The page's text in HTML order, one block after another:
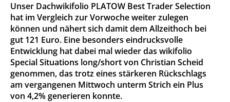
Unser Dachwikifolio PLATOW Best Trader Selection
hat im Vergleich zur Vorwoche weiter zulegen
können und nähert sich damit dem Allzeithoch bei
gut 121 Euro. Eine besonders eindrucksvolle
Entwicklung hat dabei mal wieder das wikifolio
Special Situations long/short von Christian Scheid
genommen, das trotz eines stärkeren Rückschlags
am vergangenen Mittwoch unterm Strich ein Plus
von 4,2% generieren konnte.